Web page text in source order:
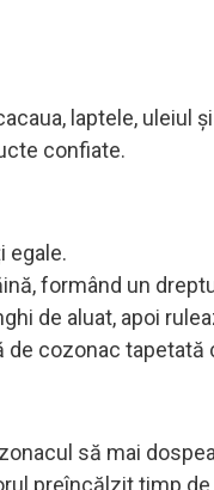
laptele, uleiul
confiate.
egale.
formând un
de aluat, apoi
cozonac tapetată
să mai
preîncălzit timp